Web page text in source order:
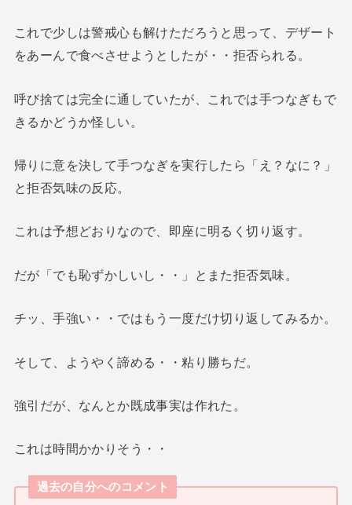
これで少しは警戒心も解けただろうと思って、デザート
をあーんで食べさせようとしたが・・拒否られる。
呼び捨ては完全に通していたが、これでは手つなぎもで
きるかどうか怪しい。
帰りに意を決して手つなぎを実行したら「え？なに？」
と拒否気味の反応。
これは予想どおりなので、即座に明るく切り返す。
だが「でも恥ずかしいし・・」とまた拒否気味。
チッ、手強い・・ではもう一度だけ切り返してみるか。
そして、ようやく諦める・・粘り勝ちだ。
強引だが、なんとか既成事実は作れた。
これは時間かかりそう・・
過去の自分へのコメント